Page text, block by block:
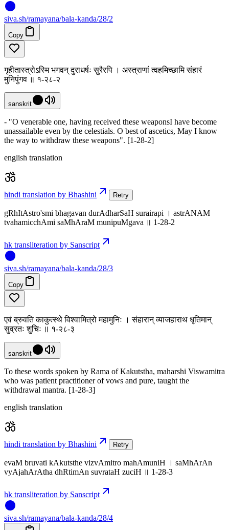
siva.sh/ramayana/bala-kanda/28/2
Copy
गृहीतास्त्रोऽस्मि भगवन् दुराधर्षः सुरैरपि । अस्त्राणां त्वहमिच्छामि संहारं
मुनिपुंगव ॥ १-२८-२
sanskrit
- "O venerable one, having received these weaponsI have become
unassailable even by the celestials. O best of ascetics, May I know
the way to withdraw these weapons". [1-28-2]
english translation
hindi translation by Bhashini Retry
gRhItAstro'smi bhagavan durAdharSaH surairapi । astrANAM
tvahamicchAmi saMhAraM munipuMgava ॥ 1-28-2
hk transliteration by Sanscript
siva.sh/ramayana/bala-kanda/28/3
Copy
एवं ब्रुवति काकुत्स्थे विश्वामित्रो महामुनिः । संहारान् व्याजहाराथ धृतिमान्
सुव्रतः शुचिः ॥ १-२८-३
sanskrit
To these words spoken by Rama of Kakutstha, maharshi Viswamitra
who was patient practitioner of vows and pure, taught the
withdrawal mantra. [1-28-3]
english translation
hindi translation by Bhashini Retry
evaM bruvati kAkutsthe vizvAmitro mahAmuniH । saMhArAn
vyAjahArAtha dhRtimAn suvrataH zuciH ॥ 1-28-3
hk transliteration by Sanscript
siva.sh/ramayana/bala-kanda/28/4